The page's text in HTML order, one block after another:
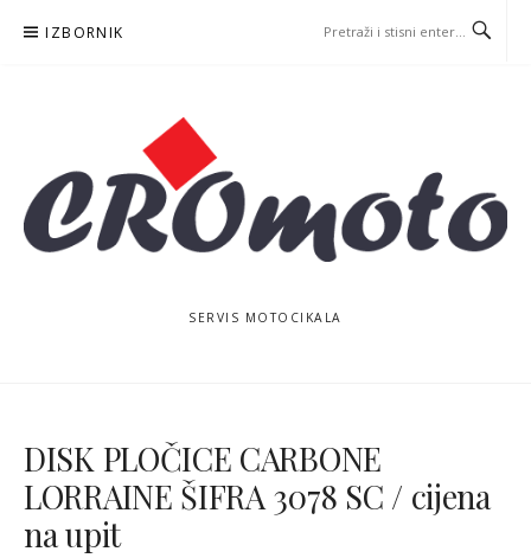
IZBORNIK
SERVIS MOTOCIKALA
DISK PLOČICE CARBONE
LORRAINE ŠIFRA 3078 SC / cijena
na upit